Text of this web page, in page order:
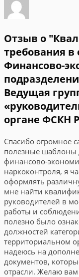
Отзыв о
требования в
Финансово-
Ведущая
органе ФСКН
Спасибо огромное
полезные шаблоны
финансово-
наркоконтроля, я
оформлять
мне найти
руководителей в
работы и
полезно было
должностей
территориальном
надеюсь на
документов,
отрасли. Желаю